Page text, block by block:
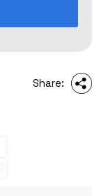
Share: